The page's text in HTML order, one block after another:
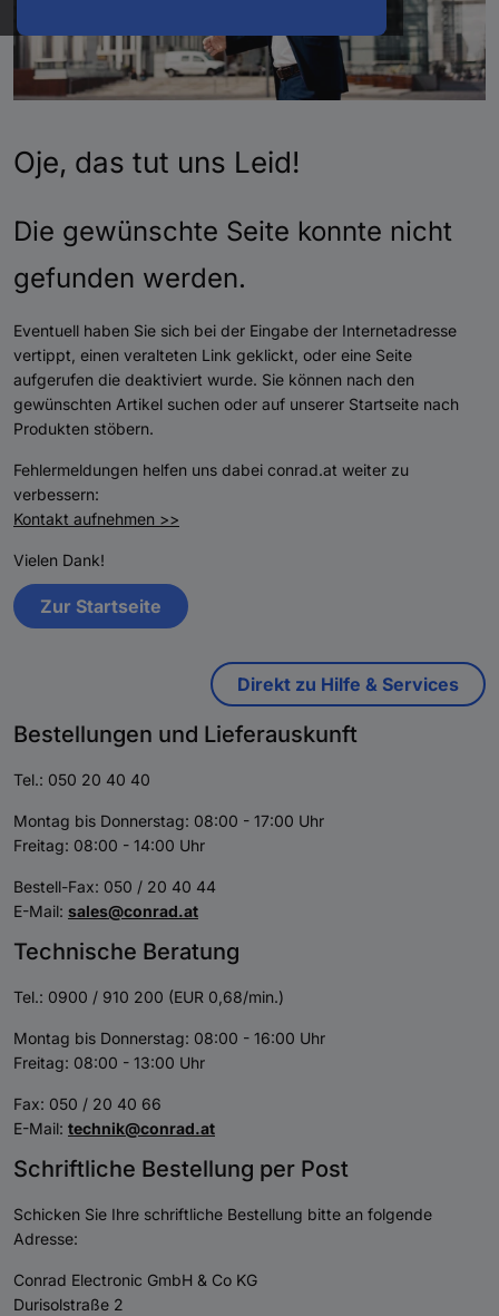
Oje, das tut uns Leid!
Die gewünschte Seite konnte nicht
gefunden werden.
Eventuell haben Sie sich bei der Eingabe der Internetadresse
vertippt, einen veralteten Link geklickt, oder eine Seite
aufgerufen die deaktiviert wurde. Sie können nach den
gewünschten Artikel suchen oder auf unserer Startseite nach
Produkten stöbern.
Fehlermeldungen helfen uns dabei conrad.at weiter zu
verbessern:
Kontakt aufnehmen >>
Vielen Dank!
Zur Startseite
Direkt zu Hilfe & Services
Bestellungen und Lieferauskunft
Tel.: 050 20 40 40
Montag bis Donnerstag: 08:00 - 17:00 Uhr
Freitag: 08:00 - 14:00 Uhr
Bestell-Fax: 050 / 20 40 44
E-Mail: sales@conrad.at
Technische Beratung
Tel.: 0900 / 910 200 (EUR 0,68/min.)
Montag bis Donnerstag: 08:00 - 16:00 Uhr
Freitag: 08:00 - 13:00 Uhr
Fax: 050 / 20 40 66
E-Mail: technik@conrad.at
Schriftliche Bestellung per Post
Schicken Sie Ihre schriftliche Bestellung bitte an folgende
Adresse:
Conrad Electronic GmbH & Co KG
Durisolstraße 2